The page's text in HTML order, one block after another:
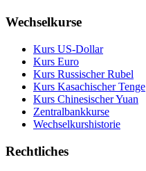
Wechselkurse
Kurs US‑Dollar
Kurs Euro
Kurs Russischer Rubel
Kurs Kasachischer Tenge
Kurs Chinesischer Yuan
Zentralbankkurse
Wechselkurshistorie
Rechtliches